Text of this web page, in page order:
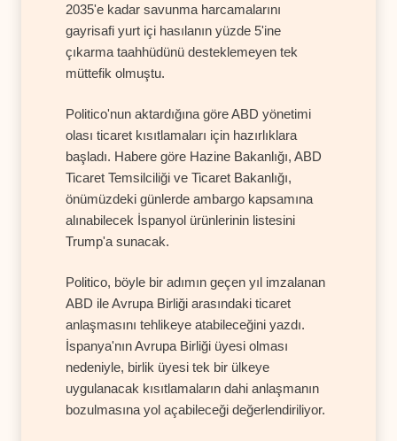
2035'e kadar savunma harcamalarını
gayrisafi yurt içi hasılanın yüzde 5'ine
çıkarma taahhüdünü desteklemeyen tek
müttefik olmuştu.
Politico'nun aktardığına göre ABD yönetimi
olası ticaret kısıtlamaları için hazırlıklara
başladı. Habere göre Hazine Bakanlığı, ABD
Ticaret Temsilciliği ve Ticaret Bakanlığı,
önümüzdeki günlerde ambargo kapsamına
alınabilecek İspanyol ürünlerinin listesini
Trump'a sunacak.
Politico, böyle bir adımın geçen yıl imzalanan
ABD ile Avrupa Birliği arasındaki ticaret
anlaşmasını tehlikeye atabileceğini yazdı.
İspanya'nın Avrupa Birliği üyesi olması
nedeniyle, birlik üyesi tek bir ülkeye
uygulanacak kısıtlamaların dahi anlaşmanın
bozulmasına yol açabileceği değerlendiriliyor.